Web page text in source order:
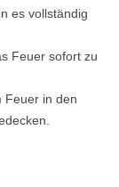
es vollständig
Feuer sofort zu
Feuer in den